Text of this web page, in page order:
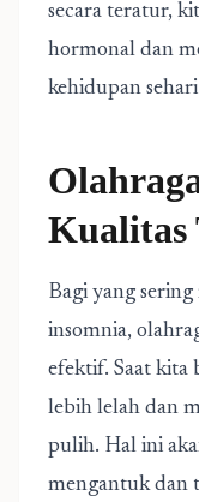
secara teratur,
hormonal dan
kehidupan
Kualitas
Bagi yang
insomnia,
efektif. Saat kita
lebih lelah dan
pulih. Hal ini
mengantuk dan